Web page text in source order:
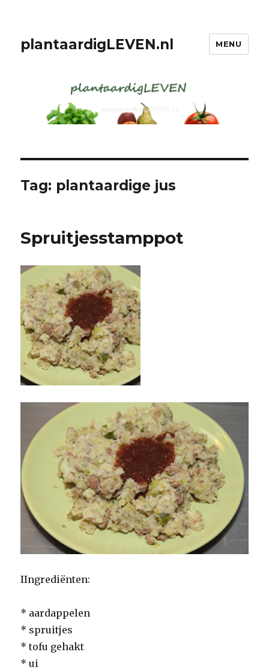
plantaardigLEVEN.nl MENU
Tag: plantaardige jus
Spruitjesstamppot
IIngrediënten:
* aardappelen
* spruitjes
* tofu gehakt
* ui